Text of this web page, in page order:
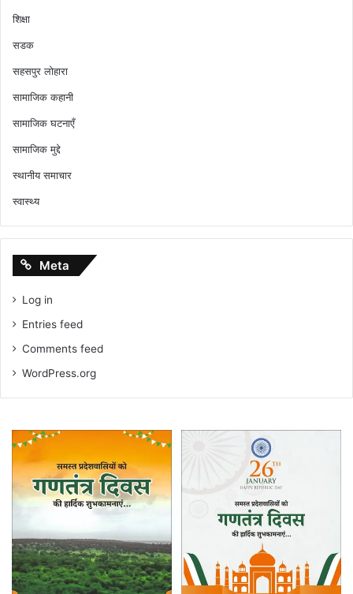
शिक्षा
सडक
सहसपुर लोहारा
सामाजिक कहानी
सामाजिक घटनाएँ
सामाजिक मुद्दे
स्थानीय समाचार
स्वास्थ्य
Meta
Log in
Entries feed
Comments feed
WordPress.org